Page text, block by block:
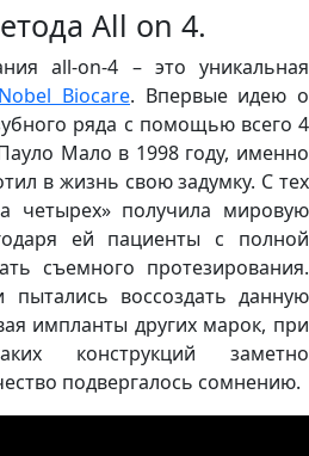
All on 4.
all-on-4 – это уникальная
Biocare. Впервые идею о
ряда с помощью всего 4
Мало в 1998 году, именно
в жизнь свою задумку. С тех
четырех» получила мировую
ей пациенты с полной
съемного протезирования.
пытались воссоздать данную
импланты других марок, при
конструкций заметно
подвергалось сомнению.